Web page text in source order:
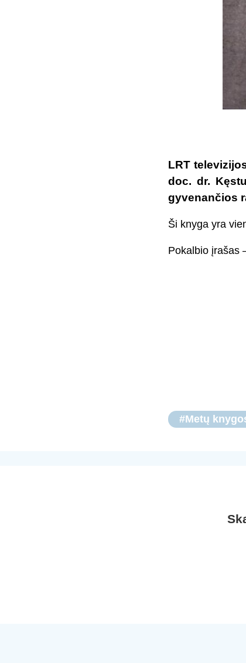
LRT
doc. dr.
gyvenančios
Ši knyga yra
Pokalbio įrašas
#Metų